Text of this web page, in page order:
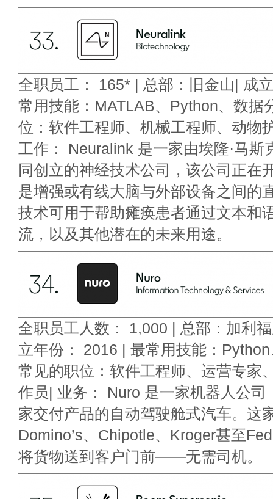
全职员工： 165* | 总部：旧金山| 成
常用技能：MATLAB、Python、数据
位：软件工程师、机械工程师、动物
工作： Neuralink 是一家由埃隆·马斯
同创立的神经技术公司，该公司正在
是增强或有线大脑与外部设备之间的
技术可用于帮助瘫痪患者通过文本和
流，以及其他潜在的未来用途。
全职员工人数： 1,000 | 总部：加利
立年份： 2016 | 最常用技能：
常见的职位：软件工程师、运营专家
作员| 业务： Nuro 是一家机器人公司
家交付产品的自动驾驶舱式汽车。这
Domino’s、Chipotle、Kroger甚至
将货物送到客户门前——无需司机。